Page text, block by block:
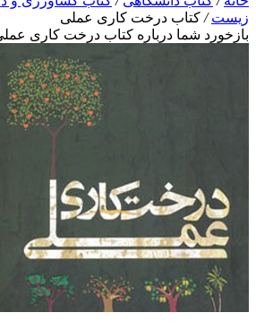
زیست/ کتاب درخت کاری عملی
بازخورد شما درباره کتاب درخت کاری